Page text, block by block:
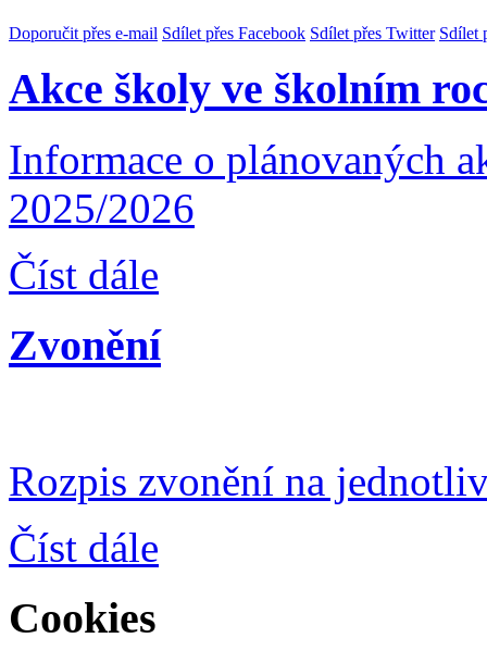
Doporučit přes e-mail Sdílet přes Facebook Sdílet přes Twitter Sdílet
Akce školy ve školním
Informace o plánovaných
2025/2026
Číst dále
Zvonění
Rozpis zvonění na
Číst dále
Cookies